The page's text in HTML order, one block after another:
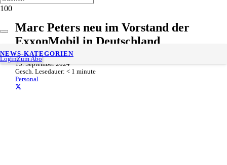
LoginZum Abo
NEWS-KATEGORIEN
Marc Peters neu im Vorstand der
ExxonMobil in Deutschland
15. September 2024
Gesch. Lesedauer: < 1 minute
Personal